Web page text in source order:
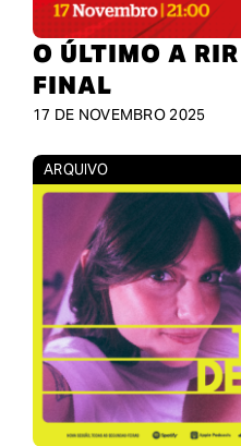
O ÚLTIMO A
FINAL
17 DE NOVEMBRO 2025
ARQUIVO